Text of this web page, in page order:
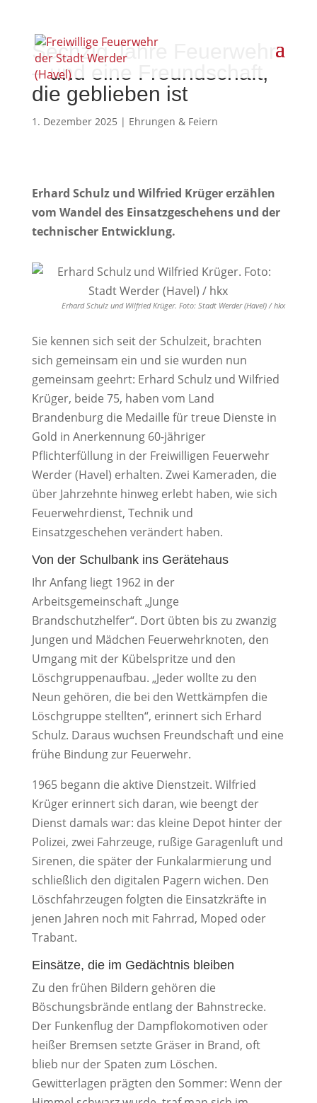
Sechzig Jahre Feuerwehr
– und eine Freundschaft,
die geblieben ist
1. Dezember 2025 | Ehrungen & Feiern
Erhard Schulz und Wilfried Krügererzählen
vom Wandel des Einsatzgeschehens und der
technischer Entwicklung.
Erhard Schulz und Wilfried Krüger. Foto: Stadt Werder (Havel) / hkx
Sie kennen sich seit der Schulzeit, brachten
sich gemeinsam ein und sie wurden nun
gemeinsam geehrt: Erhard Schulz und Wilfried
Krüger, beide 75, haben vom Land
Brandenburg die Medaille für treue Dienste in
Gold in Anerkennung 60-jähriger
Pflichterfüllung in der Freiwilligen Feuerwehr
Werder (Havel) erhalten. Zwei Kameraden, die
über Jahrzehnte hinweg erlebt haben, wie sich
Feuerwehrdienst, Technik und
Einsatzgeschehen verändert haben.
Von der Schulbank ins Gerätehaus
Ihr Anfang liegt 1962 in der
Arbeitsgemeinschaft „Junge
Brandschutzhelfer“. Dort übten bis zu zwanzig
Jungen und Mädchen Feuerwehrknoten, den
Umgang mit der Kübelspritze und den
Löschgruppenaufbau. „Jeder wollte zu den
Neun gehören, die bei den Wettkämpfen die
Löschgruppe stellten“, erinnert sich Erhard
Schulz. Daraus wuchsen Freundschaft und eine
frühe Bindung zur Feuerwehr.
1965 begann die aktive Dienstzeit. Wilfried
Krüger erinnert sich daran, wie beengt der
Dienst damals war: das kleine Depot hinter der
Polizei, zwei Fahrzeuge, rußige Garagenluft und
Sirenen, die später der Funkalarmierung und
schließlich den digitalen Pagern wichen. Den
Löschfahrzeugen folgten die Einsatzkräfte in
jenen Jahren noch mit Fahrrad, Moped oder
Trabant.
Einsätze, die im Gedächtnis bleiben
Zu den frühen Bildern gehören die
Böschungsbrände entlang der Bahnstrecke.
Der Funkenflug der Dampflokomotiven oder
heißer Bremsen setzte Gräser in Brand, oft
blieb nur der Spaten zum Löschen.
Gewitterlagen prägten den Sommer: Wenn der